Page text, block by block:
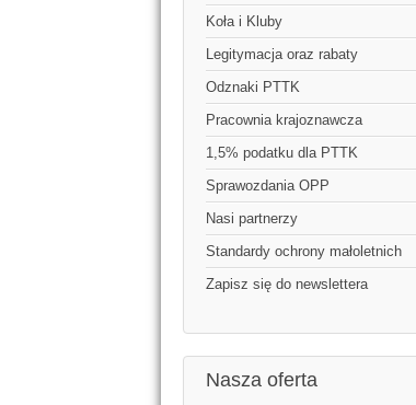
Koła i Kluby
Legitymacja oraz rabaty
Odznaki PTTK
Pracownia krajoznawcza
1,5% podatku dla PTTK
Sprawozdania OPP
Nasi partnerzy
Standardy ochrony małoletnich
Zapisz się do newslettera
Nasza oferta